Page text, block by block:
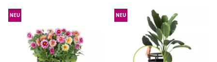
NEU NEU